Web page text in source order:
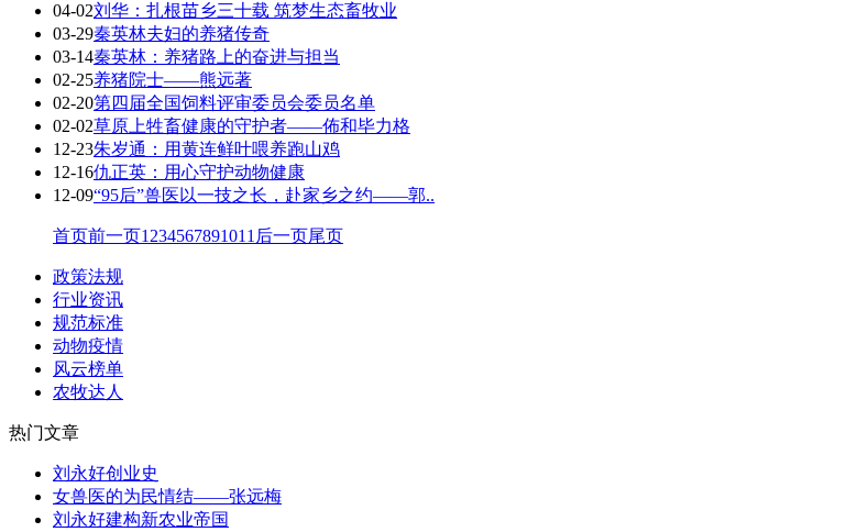
04-02刘华：扎根苗乡三十载 筑梦生态畜牧业
03-29秦英林夫妇的养猪传奇
03-14秦英林：养猪路上的奋进与担当
02-25养猪院士——熊远著
02-20第四届全国饲料评审委员会委员名单
02-02草原上牲畜健康的守护者——佈和毕力格
12-23朱岁通：用黄连鲜叶喂养跑山鸡
12-16仇正英：用心守护动物健康
12-09“95后”兽医以一技之长，赴家乡之约——郭..
首页前一页1 234567891011 后一页尾页
政策法规
行业资讯
规范标准
动物疫情
风云榜单
农牧达人
热门文章
刘永好创业史
女兽医的为民情结——张远梅
刘永好建构新农业帝国